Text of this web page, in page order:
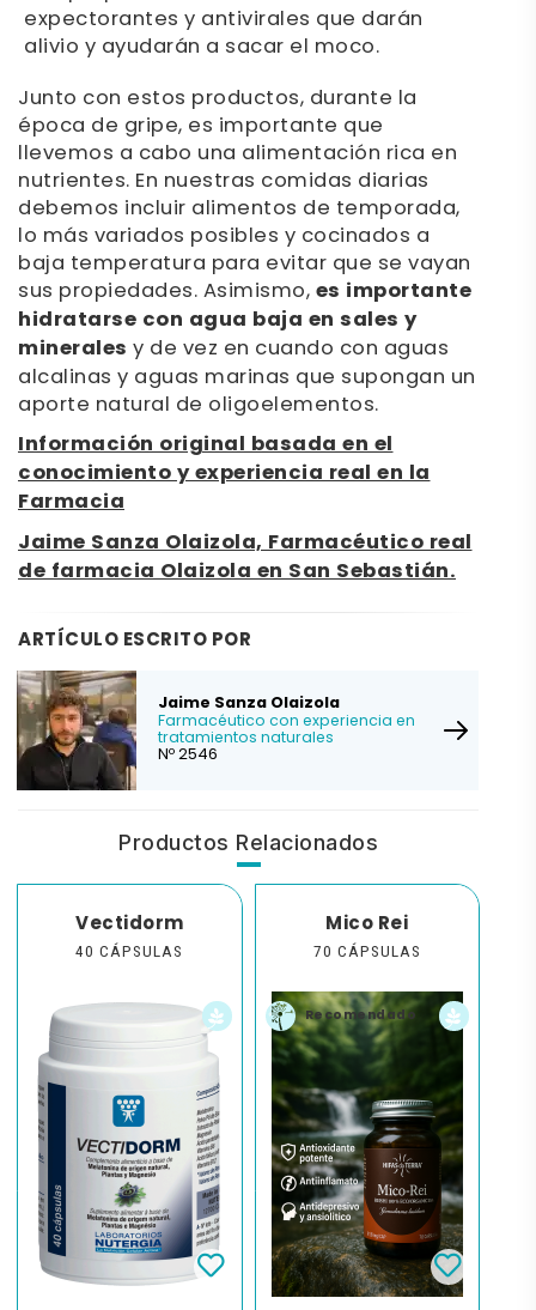
expectorantes y antivirales que darán
alivio y ayudarán a sacar el moco.
Junto con estos productos, durante la
época de gripe, es importante que
llevemos a cabo una alimentación rica en
nutrientes. En nuestras comidas diarias
debemos incluir alimentos de temporada,
lo más variados posibles y cocinados a
baja temperatura para evitar que se vayan
sus propiedades. Asimismo,es importante
hidratarse con agua baja en sales y
minerales y de vez en cuando con aguas
alcalinas y aguas marinas que supongan un
aporte natural de oligoelementos.
Información original basada en el
conocimiento y experiencia real en la
Farmacia
Jaime Sanza Olaizola, Farmacéutico real
de farmacia Olaizola en San Sebastián.
ARTÍCULO ESCRITO POR
Jaime Sanza Olaizola
Farmacéutico con experiencia en
tratamientos naturales
Nº 2546
Productos Relacionados
Vectidorm
40 CÁPSULAS
Mico Rei
70 CÁPSULAS
Recomendado